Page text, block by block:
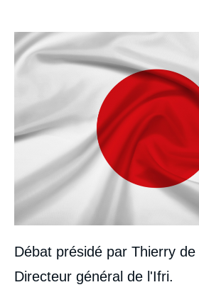
Image
Débat présidé par Thierry de
Directeur général de l'Ifri.